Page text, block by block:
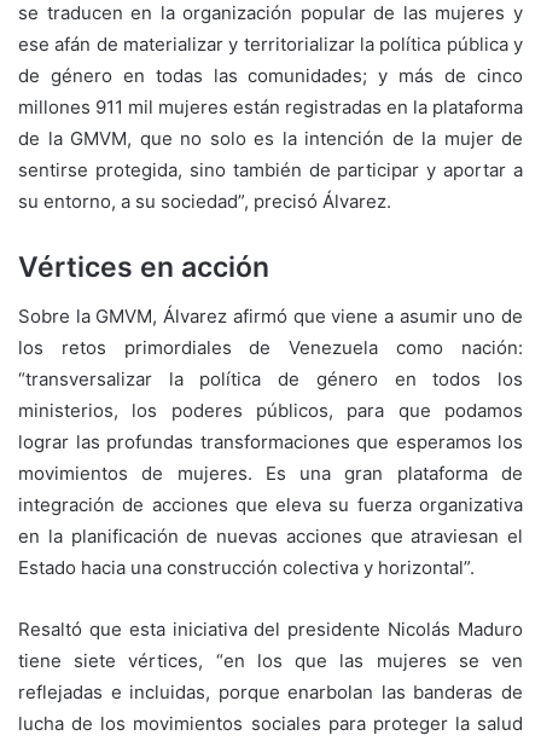
se traducen en la organización popular de las mujeres y
ese afán de materializar y territorializar la política pública y
de género en todas las comunidades; y más de cinco
millones 911 mil mujeres están registradas en la plataforma
de la GMVM, que no solo es la intención de la mujer de
sentirse protegida, sino también de participar y aportar a
su entorno, a su sociedad”, precisó Álvarez.
Vértices en acción
Sobre la GMVM, Álvarez afirmó que viene a asumir uno de
los retos primordiales de Venezuela como nación:
“transversalizar la política de género en todos los
ministerios, los poderes públicos, para que podamos
lograr las profundas transformaciones que esperamos los
movimientos de mujeres. Es una gran plataforma de
integración de acciones que eleva su fuerza organizativa
en la planificación de nuevas acciones que atraviesan el
Estado hacia una construcción colectiva y horizontal”.
Resaltó que esta iniciativa del presidente Nicolás Maduro
tiene siete vértices, “en los que las mujeres se ven
reflejadas e incluidas, porque enarbolan las banderas de
lucha de los movimientos sociales para proteger la salud